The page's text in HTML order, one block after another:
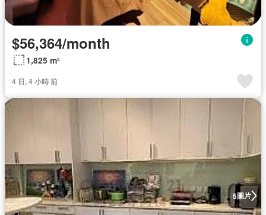
$56,364/month
1,825 m²
4 日, 4 小時 前
5圖片